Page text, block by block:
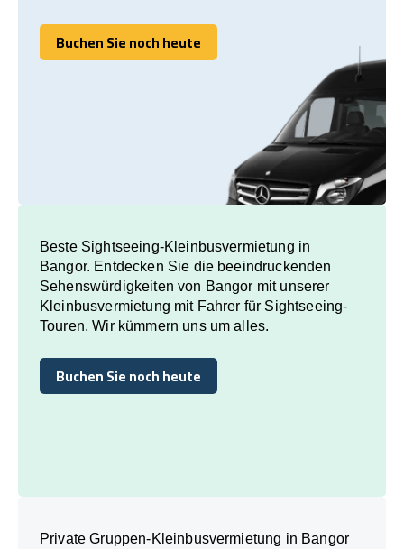
Buchen Sie noch heute
Buchen Sie noch heute
Beste Sightseeing-Kleinbusvermietung in
Bangor. Entdecken Sie die beeindruckenden
Sehenswürdigkeiten von Bangor mit unserer
Kleinbusvermietung mit Fahrer für Sightseeing-
Touren. Wir kümmern uns um alles.
Buchen Sie noch heute
Buchen Sie noch heute
Private Gruppen-Kleinbusvermietung in Bangor